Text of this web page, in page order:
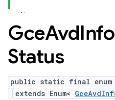
GceAvdInfo
Status
public static final enum
extends Enum<